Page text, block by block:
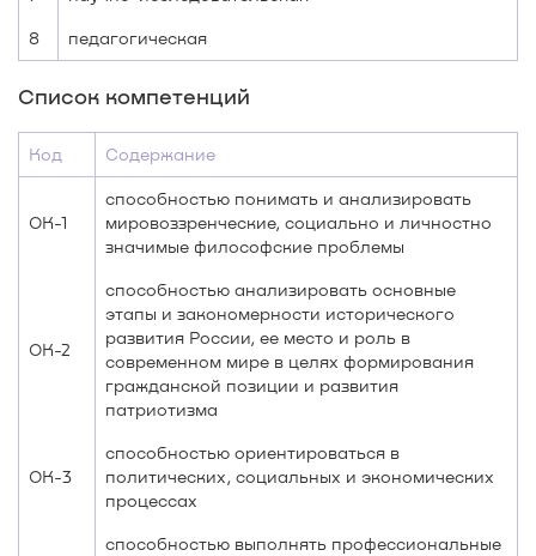
8 педагогическая
Список компетенций
Код Содержание
ОК-1
способностью понимать и анализировать
мировоззренческие, социально и личностно
значимые философские проблемы
ОК-2
способностью анализировать основные
этапы и закономерности исторического
развития России, ее место и роль в
современном мире в целях формирования
гражданской позиции и развития
патриотизма
ОК-3
способностью ориентироваться в
политических, социальных и экономических
процессах
способностью выполнять профессиональные